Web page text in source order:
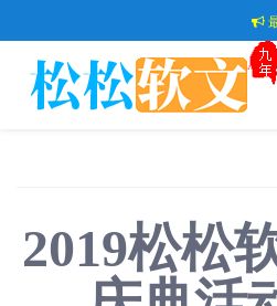
2019松松